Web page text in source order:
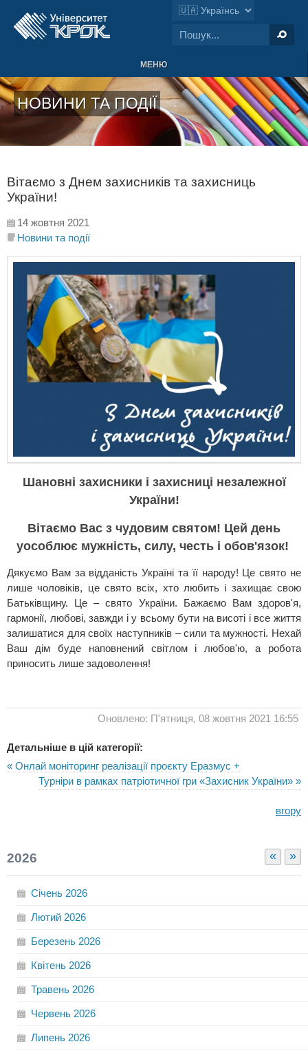
МЕНЮ
НОВИНИ ТА ПОДІЇ
Вітаємо з Днем захисників та захисниць
України!
14 жовтня 2021
Новини та події
Шановні захисники і захисниці незалежної
України!
Вітаємо Вас з чудовим святом! Цей день
уособлює мужність, силу, честь і обов'язок!
Дякуємо Вам за відданість Україні та її народу! Це свято не
лише чоловіків, це свято всіх, хто любить і захищає свою
Батьківщину. Це – свято України. Бажаємо Вам здоров'я,
гармонії, любові, завжди і у всьому бути на висоті і все життя
залишатися для своїх наступників – сили та мужності. Нехай
Ваш дім буде наповнений світлом і любов'ю, а робота
приносить лише задоволення!
Оновлено: П'ятниця, 08 жовтня 2021 16:55
Детальніше в цій категорії:
« Онлай моніторинг реалізації проєкту Еразмус +
Турніри в рамках патріотичної гри «Захисник України» »
вгору
« »
2026
Січень 2026
Лютий 2026
Березень 2026
Квітень 2026
Травень 2026
Червень 2026
Липень 2026